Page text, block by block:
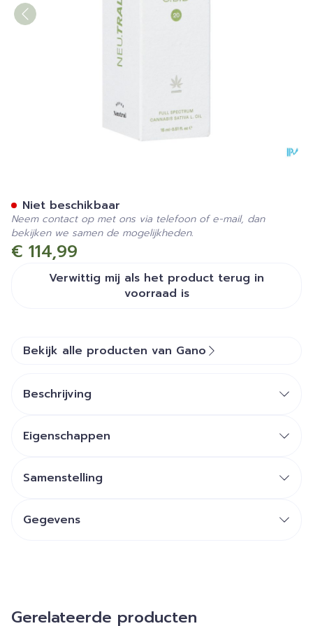
€ 114,99
Verwittig mij als het product terug in
voorraad is
Niet beschikbaar
Neem contact op met ons via telefoon of e-mail, dan
bekijken we samen de mogelijkheden.
Bekijk alle producten van Gano
Beschrijving
Eigenschappen
Samenstelling
Gegevens
Gerelateerde producten